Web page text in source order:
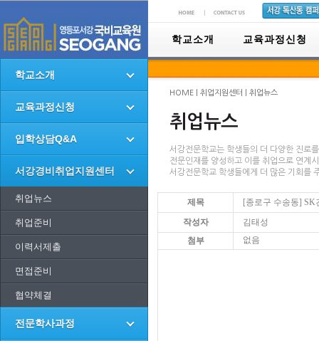
학교소개
교육과정신청
입학상담Q&A
서강경비취업지원센터
취업뉴스
취업준비
이력서제출
면접준비
협약체결
전문학사과정
학교소개 교육과정신청
HOME | 취업지원센터 | 취업뉴스
취업뉴스
서강전문학교는 학생들의 더 다양한 진로
전문인재를 양성하고 이를 취업으로 연계
서강전문학교 학생들에게 더 많은 기회를
제목
[종로구 수송동] SK
작성자
김태성
첨부
없음